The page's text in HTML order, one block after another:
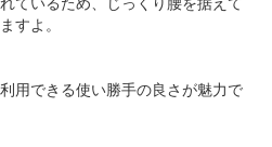
すよ。
用できる使い勝手の良さが魅力で